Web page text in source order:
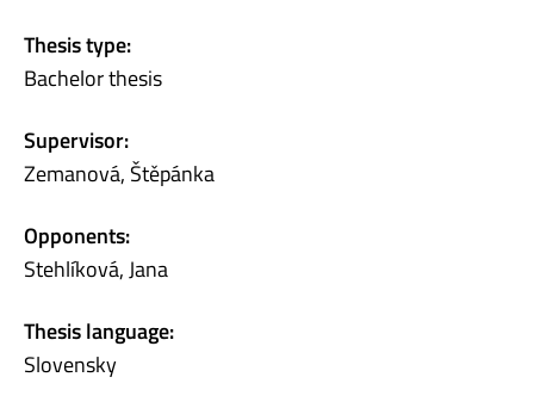
Thesis type:
Bachelor thesis
Supervisor:
Zemanová, Štěpánka
Opponents:
Stehlíková, Jana
Thesis language:
Slovensky